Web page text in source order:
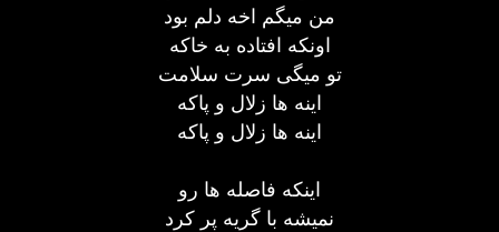
من میگم اخه دلم بود
اونکه افتاده به خاکه
تو میگی سرت سلامت
اینه ها زلال و پاکه
اینه ها زلال و پاکه
اینکه فاصله ها رو
نمیشه با گریه پر کرد